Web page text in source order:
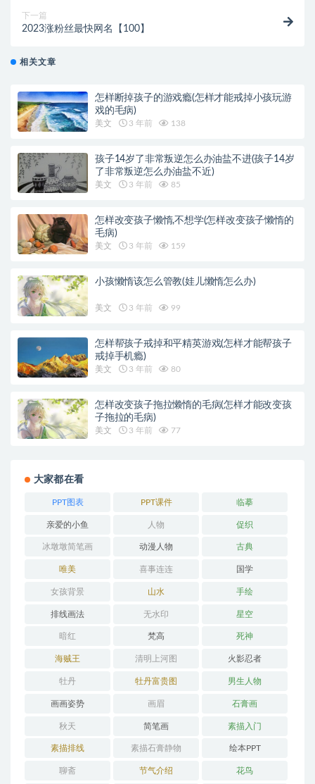
下一篇
2023涨粉丝最快网名【100】
相关文章
怎样断掉孩子的游戏瘾(怎样才能戒掉小孩玩游
戏的毛病)
美文 3 年前 138
孩子14岁了非常叛逆怎么办油盐不进(孩子14岁
了非常叛逆怎么办油盐不近)
美文 3 年前 85
怎样改变孩子懒惰,不想学(怎样改变孩子懒惰的
毛病)
美文 3 年前 159
小孩懒惰该怎么管教(娃儿懒惰怎么办)
美文 3 年前 99
怎样帮孩子戒掉和平精英游戏(怎样才能帮孩子
戒掉手机瘾)
美文 3 年前 80
怎样改变孩子拖拉懒惰的毛病(怎样才能改变孩
子拖拉的毛病)
美文 3 年前 77
大家都在看
PPT图表 PPT课件 临摹
亲爱的小鱼 人物 促织
冰墩墩简笔画 动漫人物 古典
唯美 喜事连连 国学
女孩背景 山水 手绘
排线画法 无水印 星空
暗红 梵高 死神
海贼王 清明上河图 火影忍者
牡丹 牡丹富贵图 男生人物
画画姿势 画眉 石膏画
秋天 简笔画 素描入门
素描排线 素描石膏静物 绘本PPT
聊斋 节气介绍 花鸟